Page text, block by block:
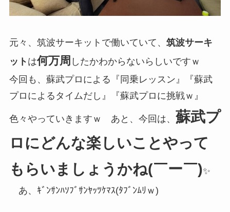
元々、筑波サーキットで働いていて、 筑波サーキ
ット は何万周 したかわからないらしいですｗ
今回も、蘇武プロによる『同乗レッスン』『蘇武
プロによるタイムだし』『蘇武プロに挑戦ｗ』
色々やっていきますｗ あと、今回は、 蘇武プ
ロにどんな楽しいことやって
もらいましょうかね(￣ー￣)✨
あ、ｷﾞﾝｻﾝﾊｿﾌﾞｻﾝﾔｯﾂｹﾏｽ(ﾀﾌﾞﾝﾑﾘｗ)